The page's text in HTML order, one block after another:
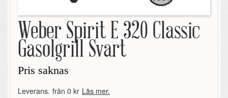
Weber Spirit E 320 Classic
Gasolgrill Svart
Pris saknas
Leverans. från 0 kr Läs mer.